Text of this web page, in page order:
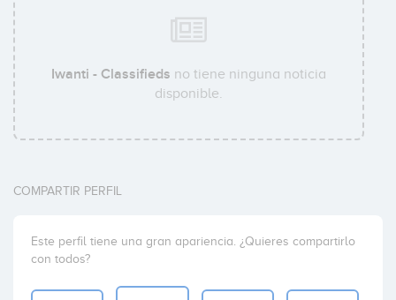
Iwanti - Classifieds no tiene ninguna noticia
disponible.
COMPARTIR PERFIL
Este perfil tiene una gran apariencia. ¿Quieres compartirlo
con todos?